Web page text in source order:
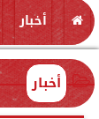
أخبار
أخبار